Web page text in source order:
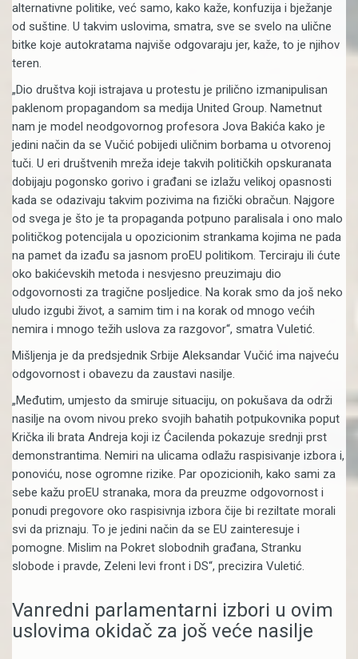
alternativne politike, već samo, kako kaže, konfuzija i bježanje
od suštine. U takvim uslovima, smatra, sve se svelo na ulične
bitke koje autokratama najviše odgovaraju jer, kaže, to je njihov
teren.
„Dio društva koji istrajava u protestu je prilično izmanipulisan
paklenom propagandom sa medija United Group. Nametnut
nam je model neodgovornog profesora Jova Bakića kako je
jedini način da se Vučić pobijedi uličnim borbama u otvorenoj
tuči. U eri društvenih mreža ideje takvih političkih opskuranata
dobijaju pogonsko gorivo i građani se izlažu velikoj opasnosti
kada se odazivaju takvim pozivima na fizički obračun. Najgore
od svega je što je ta propaganda potpuno paralisala i ono malo
političkog potencijala u opozicionim strankama kojima ne pada
na pamet da izađu sa jasnom proEU politikom. Terciraju ili ćute
oko bakićevskih metoda i nesvjesno preuzimaju dio
odgovornosti za tragične posljedice. Na korak smo da još neko
uludo izgubi život, a samim tim i na korak od mnogo većih
nemira i mnogo težih uslova za razgovor“, smatra Vuletić.
Mišljenja je da predsjednik Srbije Aleksandar Vučić ima najveću
odgovornost i obavezu da zaustavi nasilje.
„Međutim, umjesto da smiruje situaciju, on pokušava da održi
nasilje na ovom nivou preko svojih bahatih potpukovnika poput
Krička ili brata Andreja koji iz Ćacilenda pokazuje srednji prst
demonstrantima. Nemiri na ulicama odlažu raspisivanje izbora i,
ponoviću, nose ogromne rizike. Par opozicionih, kako sami za
sebe kažu proEU stranaka, mora da preuzme odgovornost i
ponudi pregovore oko raspisivnja izbora čije bi reziltate morali
svi da priznaju. To je jedini način da se EU zainteresuje i
pomogne. Mislim na Pokret slobodnih građana, Stranku
slobode i pravde, Zeleni levi front i DS“, precizira Vuletić.
Vanredni parlamentarni izbori u ovim
uslovima okidač za još veće nasilje